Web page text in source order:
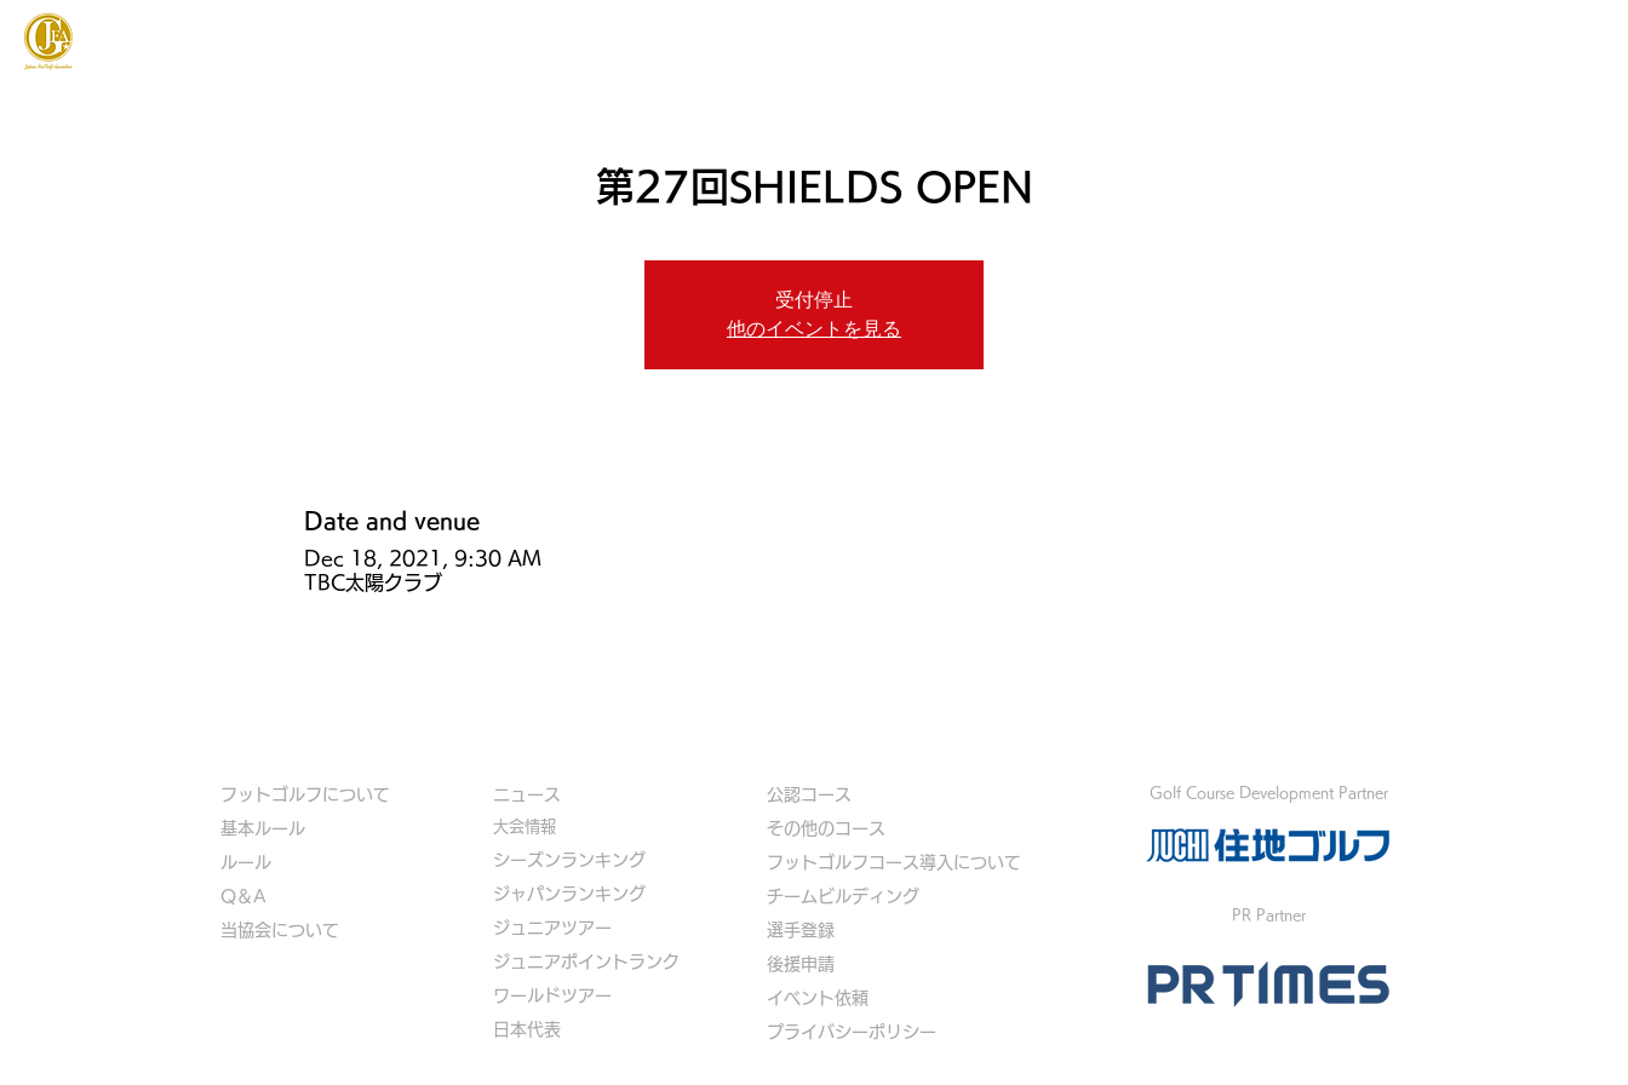
第27回SHIELDS OPEN
受付停止
他のイベントを見る
Date and venue
Dec 18, 2021, 9:30 AM
TBC太陽クラブ
フットゴルフについて
基本ルール
ルール
Q＆A
​当協会について
​ニュース
大会情報
シーズンランキング
ジャパンランキング
ジュニアツアー
ジュニアポイントランク
​ワールドツアー
​​日本代表
公認コース
​その他のコース
​ フットゴルフコース導入について
​チームビルディング
選手登録​
​後援申請
​イベント依頼
プライバシーポリシー
Golf Course Development Partner
PR Partner